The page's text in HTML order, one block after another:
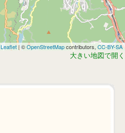
Leaflet | ©OpenStreetMapcontributors, CC-BY-SA
大きい地図で開く